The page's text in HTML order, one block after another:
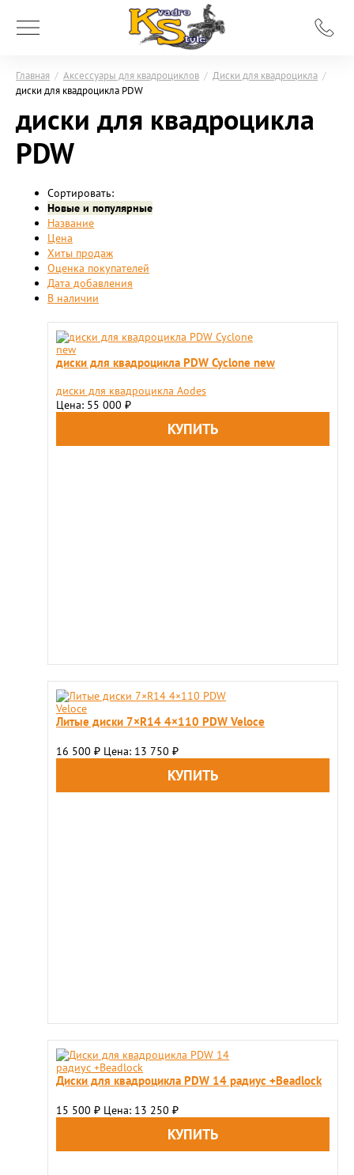
Главная / Аксессуары для квадроциклов / Диски для квадроцикла /
диски для квадроцикла PDW
диски для квадроцикла
PDW
Сортировать:
Новые и популярные
Название
Цена
Хиты продаж
Оценка покупателей
Дата добавления
В наличии
диски для квадроцикла PDW Cyclone new
диски для квадроцикла Aodes
Цена: 55 000 ₽
Литые диски 7×R14 4×110 PDW Veloce
16 500 ₽ Цена: 13 750 ₽
Диски для квадроцикла PDW 14 радиус +Beadlock
15 500 ₽ Цена: 13 250 ₽